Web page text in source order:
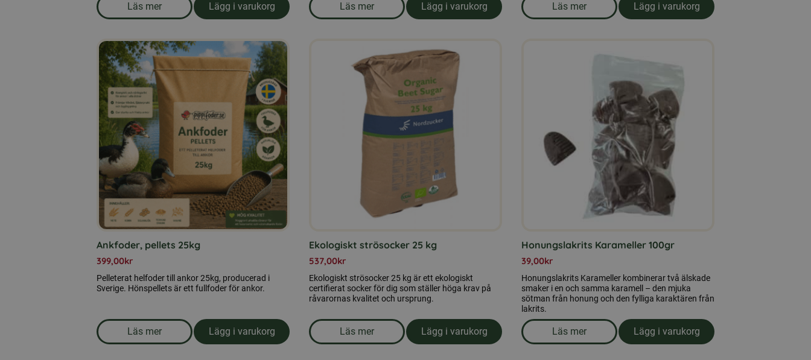
Läs mer
om produkten Honung 3 kg.
Lägg i varukorg Läs mer
om produkten Honung 700 gr. Öxnevåls Gård AB
Lägg i varukorg Läs mer
om produkten Strösocker 25 kg.
Lägg i varukorg
Ankfoder, pellets 25kg
399,00kr
Pelleterat helfoder till ankor 25kg, producerad i
Sverige. Hönspellets är ett fullfoder för ankor.
Läs mer
om produkten Ankfoder, pellets 25kg
Lägg i varukorg
Ekologiskt strösocker 25 kg
537,00kr
Ekologiskt strösocker 25 kg är ett ekologiskt
certifierat socker för dig som ställer höga krav på
råvarornas kvalitet och ursprung.
Läs mer
om produkten Ekologiskt strösocker 25 kg
Lägg i varukorg
Honungslakrits Karameller 100gr
39,00kr
Honungslakrits Karameller kombinerar två älskade
smaker i en och samma karamell – den mjuka
sötman från honung och den fylliga karaktären från
lakrits.
Läs mer
om produkten Honungslakrits Karameller 100gr
Lägg i varukorg